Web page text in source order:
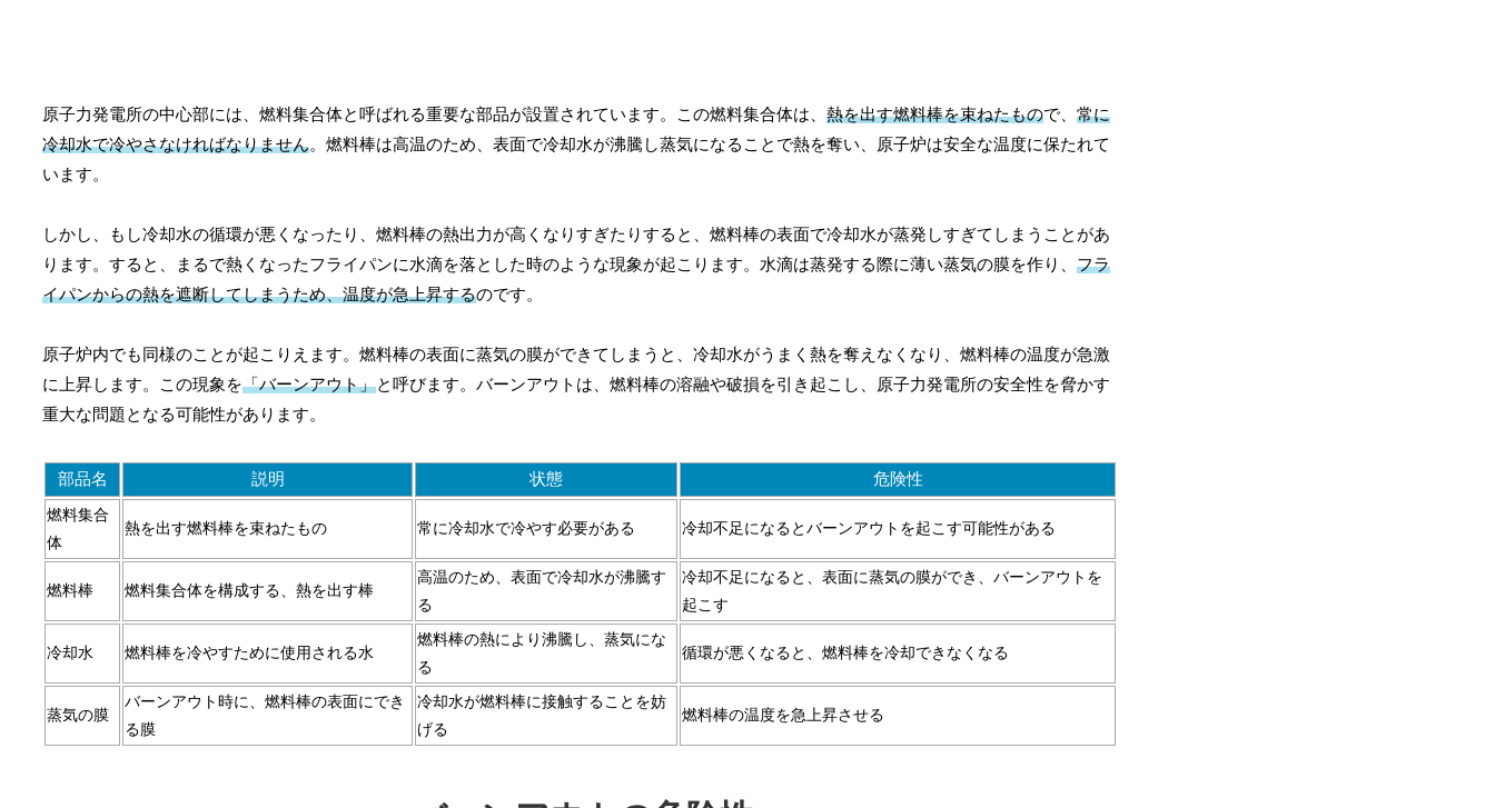
原子力発電所の中心部には、燃料集合体と呼ばれる重要な部品が設置されています。この燃料集合体は、 熱を出す燃料棒を束ねたもので、 常に
冷却水で冷やさなければなりません。燃料棒は高温のため、表面で冷却水が沸騰し蒸気になることで熱を奪い、原子炉は安全な温度に保たれて
います。
しかし、もし冷却水の循環が悪くなったり、燃料棒の熱出力が高くなりすぎたりすると、燃料棒の表面で冷却水が蒸発しすぎてしまうことがあ
ります。すると、まるで熱くなったフライパンに水滴を落とした時のような現象が起こります。水滴は蒸発する際に薄い蒸気の膜を作り、 フラ
イパンからの熱を遮断してしまうため、温度が急上昇するのです。
原子炉内でも同様のことが起こりえます。燃料棒の表面に蒸気の膜ができてしまうと、冷却水がうまく熱を奪えなくなり、燃料棒の温度が急激
に上昇します。この現象を「バーンアウト」と呼びます。バーンアウトは、燃料棒の溶融や破損を引き起こし、原子力発電所の安全性を脅かす
重大な問題となる可能性があります。
部品名 説明 状態 危険性
燃料集合
体
熱を出す燃料棒を束ねたもの 常に冷却水で冷やす必要がある 冷却不足になるとバーンアウトを起こす可能性がある
燃料棒 燃料集合体を構成する、熱を出す棒
高温のため、表面で冷却水が沸騰す
る
冷却不足になると、表面に蒸気の膜ができ、バーンアウトを
起こす
冷却水 燃料棒を冷やすために使用される水
燃料棒の熱により沸騰し、蒸気にな
る
循環が悪くなると、燃料棒を冷却できなくなる
蒸気の膜
バーンアウト時に、燃料棒の表面にでき
る膜
冷却水が燃料棒に接触することを妨
げる
燃料棒の温度を急上昇させる